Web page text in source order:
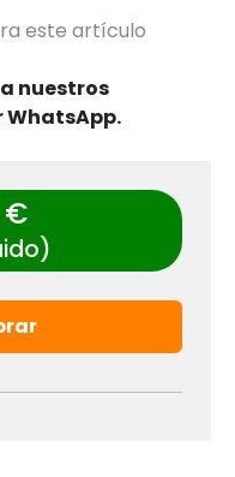
este artículo
nuestros
WhatsApp.
€